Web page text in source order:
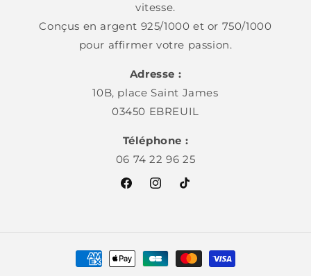
vitesse.
Conçus en argent 925/1000 et or 750/1000
pour affirmer votre passion.
Adresse :
10B, place Saint James
03450 EBREUIL
Téléphone :
06 74 22 96 25
FacebookInstagram
TikTok
Moyens
de